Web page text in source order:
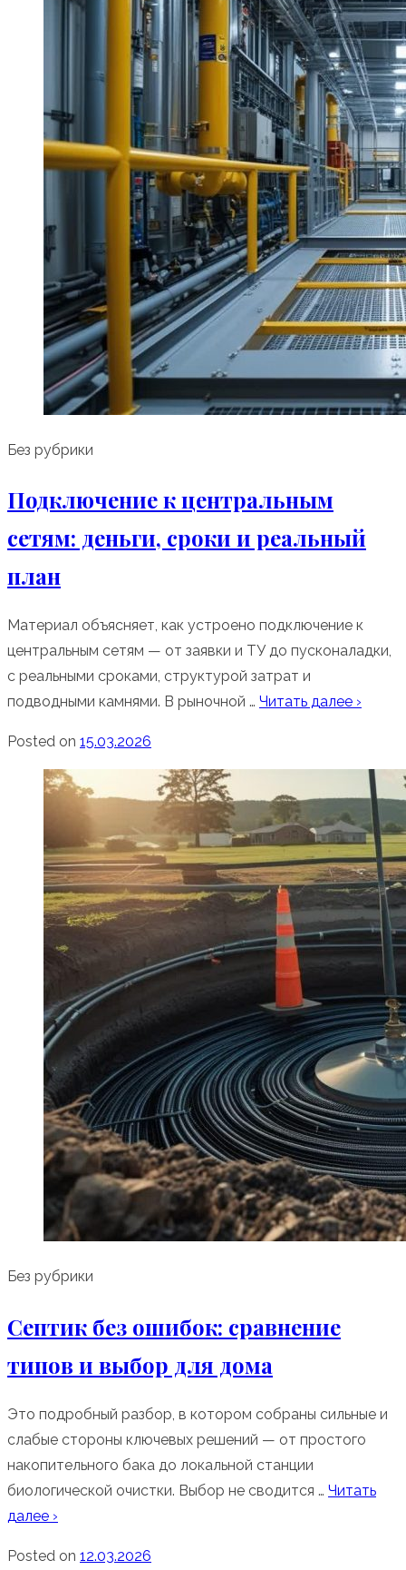
Без рубрики
Подключение к центральным
сетям: деньги, сроки и реальный
план
Материал объясняет, как устроено подключение к
центральным сетям — от заявки и ТУ до пусконаладки,
с реальными сроками, структурой затрат и
подводными камнями. В рыночной … Читать далее ›
Posted on 15.03.2026
Без рубрики
Септик без ошибок: сравнение
типов и выбор для дома
Это подробный разбор, в котором собраны сильные и
слабые стороны ключевых решений — от простого
накопительного бака до локальной станции
биологической очистки. Выбор не сводится … Читать
далее ›
Posted on 12.03.2026